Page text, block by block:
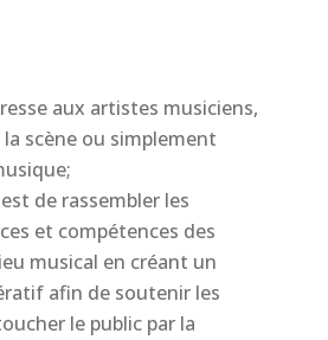
aux artistes musiciens,
scène ou simplement
de rassembler les
et compétences des
musical en créant un
afin de soutenir les
le public par la